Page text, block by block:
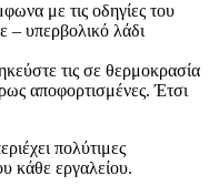
με τις οδηγίες του
– υπερβολικό λάδι
τις σε θερμοκρασία
αποφορτισμένες. Έτσι
πολύτιμες
κάθε εργαλείου.